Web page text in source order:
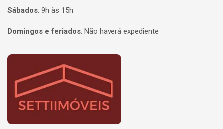
Sábados: 9h às 15h
Domingos e feriados: Não haverá expediente
Página inicial